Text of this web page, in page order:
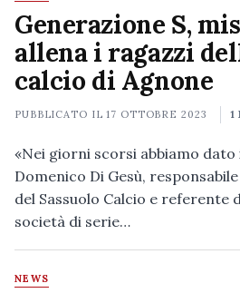
Generazione S,
allena i ragazzi
calcio di Agnone
PUBBLICATO IL17 OTTOBRE 2023 1
«Nei giorni scorsi abbiamo dato
Domenico Di Gesù,
del Sassuolo Calcio e referente
società di serie…
NEWS